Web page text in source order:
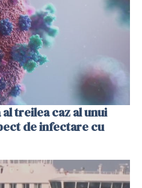
treilea caz al unui
de infectare cu